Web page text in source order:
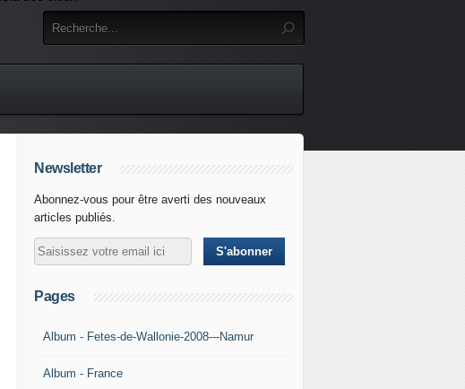
Newsletter
Abonnez-vous pour être averti des nouveaux
articles publiés.
Pages
Album - Fetes-de-Wallonie-2008---Namur
Album - France